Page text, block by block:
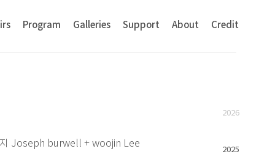
Program Galleries Support About Credit
2026
지 Joseph burwell + woojin Lee 2025